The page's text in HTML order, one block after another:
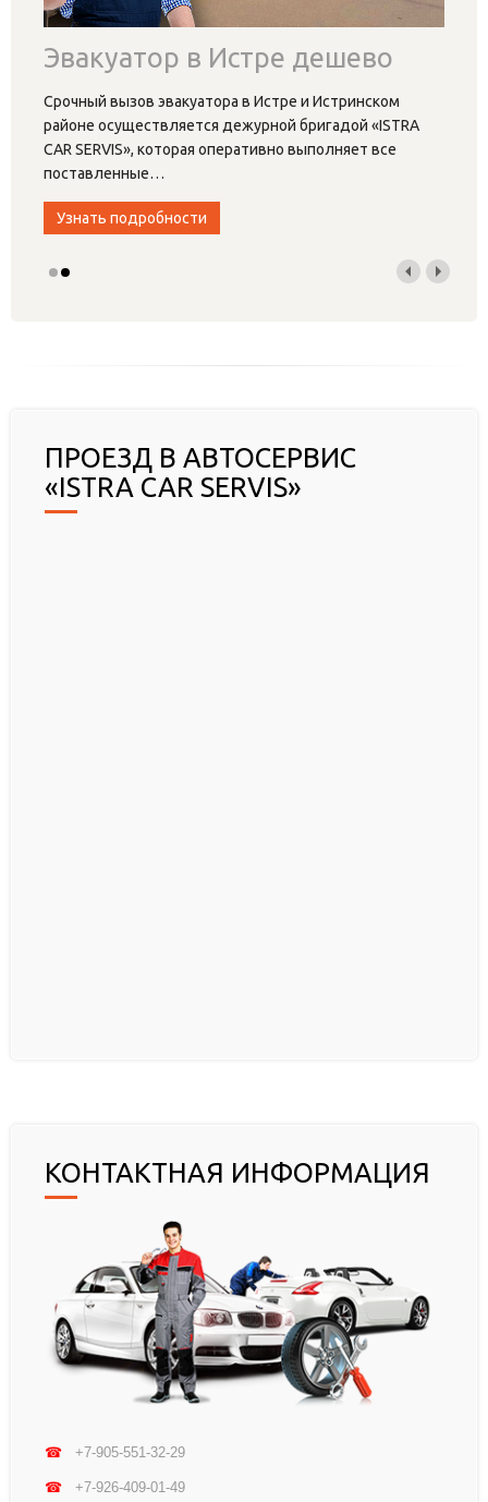
Эвакуатор в Истре дешево
Срочный вызов эвакуатора в Истре и Истринском
районе осуществляется дежурной бригадой «ISTRA
CAR SERVIS», которая оперативно выполняет все
поставленные…
Узнать подробности
ПРОЕЗД В АВТОСЕРВИС
«ISTRA CAR SERVIS»
КОНТАКТНАЯ ИНФОРМАЦИЯ
☎ +7-905-551-32-29
☎ +7-926-409-01-49